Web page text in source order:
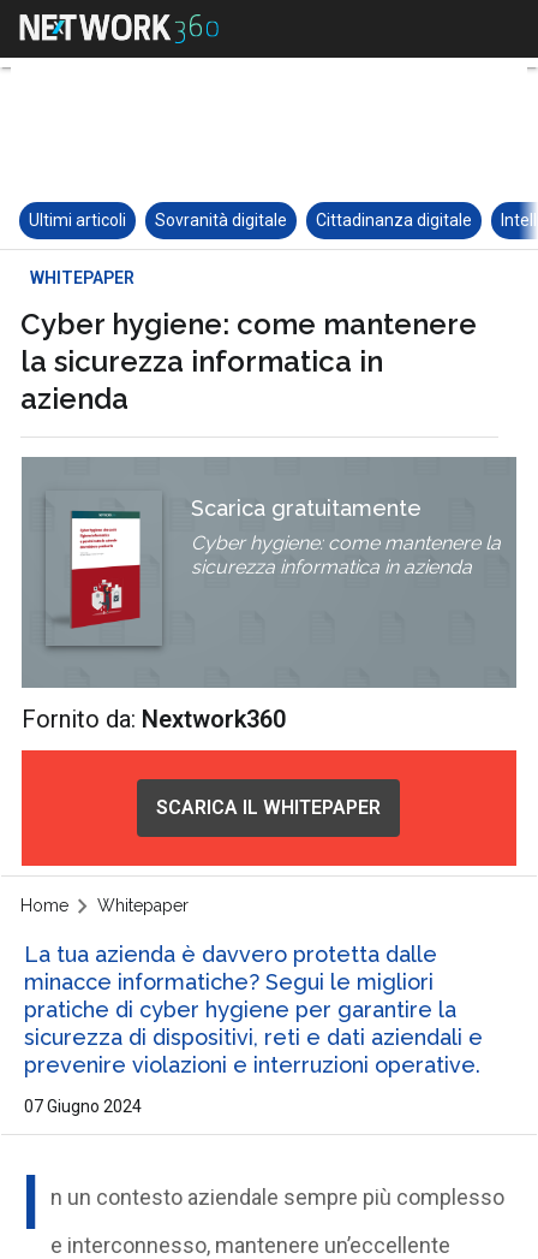
Ultimi articoli Sovranità digitale Cittadinanza digitale
WHITEPAPER
Cyber hygiene: come mantenere
la sicurezza informatica in
azienda
Scarica gratuitamente
Cyber hygiene: come mantenere la
sicurezza informatica in azienda
Fornito da: Nextwork360
SCARICA IL WHITEPAPER
Home Whitepaper
La tua azienda è davvero protetta dalle
minacce informatiche? Segui le migliori
pratiche di cyber hygiene per garantire la
sicurezza di dispositivi, reti e dati aziendali e
prevenire violazioni e interruzioni operative.
07 Giugno 2024
I
n un contesto aziendale sempre più complesso
e interconnesso, mantenere un’eccellente